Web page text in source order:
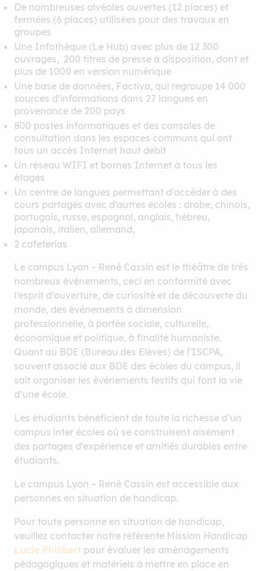
De nombreuses alvéoles ouvertes (12 places) et
fermées (6 places) utilisées pour des travaux en
groupes
Une Infothèque (Le Hub) avec plus de 12 300
ouvrages, 200 titres de presse à disposition, dont et
plus de 1000 en version numérique
Une base de données, Factiva, qui regroupe 14 000
sources d’informations dans 27 langues en
provenance de 200 pays
800 postes informatiques et des consoles de
consultation dans les espaces communs qui ont
tous un accès Internet haut débit
Un réseau WIFI et bornes Internet à tous les
étages
Un centre de langues permettant d’accéder à des
cours partagés avec d’autres écoles : arabe, chinois,
portugais, russe, espagnol, anglais, hébreu,
japonais, italien, allemand,
2 cafeterias
Le campus Lyon – René Cassin est le théâtre de très
nombreux événements, ceci en conformité avec
l’esprit d’ouverture, de curiosité et de découverte du
monde, des événements à dimension
professionnelle, à portée sociale, culturelle,
économique et politique, à finalité humaniste.
Quant au BDE (Bureau des Elèves) de l’ISCPA,
souvent associé aux BDE des écoles du campus, il
sait organiser les événements festifs qui font la vie
d’une école.
Les étudiants bénéficient de toute la richesse d’un
campus inter écoles où se construisent aisément
des partages d’expérience et amitiés durables entre
étudiants.
Le campus Lyon – René Cassin est accessible aux
personnes en situation de handicap.
Pour toute personne en situation de handicap,
veuillez contacter notre référente Mission Handicap
Lucie Philibert pour évaluer les aménagements
pédagogiques et matériels à mettre en place en